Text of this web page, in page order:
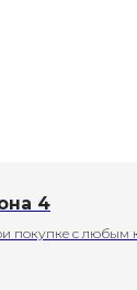
4
покупке с любым